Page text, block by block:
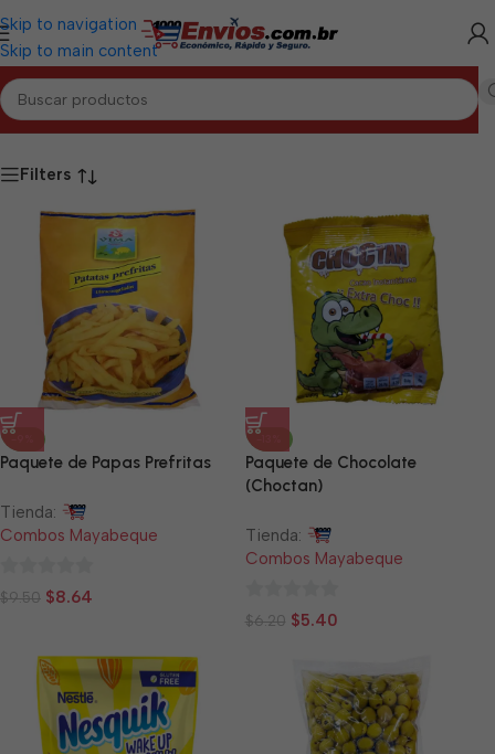
Skip to navigation
Skip to main content
Inicio/MAYABEQUE/Alimentos Varios Mayabeque
Filters
-9%
Paquete de Papas Prefritas
Tienda:
Combos Mayabeque
0
$9.50 $8.64
-13%
Paquete de Chocolate
(Choctan)
Tienda:
Combos Mayabeque
0
$6.20 $5.40